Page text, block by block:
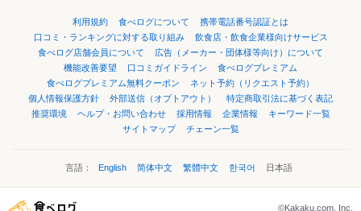
利用規約 食べログについて
携帯電話番号認証とは
口コミ・ランキングに対する取り組み
飲食店・飲食企業様向けサービス
食べログ店舗会員について
広告（メーカー・団体様等向け）について
機能改善要望
口コミガイドライン
食べログプレミアム
食べログプレミアム無料クーポン
ネット予約（リクエスト予約）
個人情報保護方針
外部送信（オプトアウト）
特定商取引法に基づく表記
推奨環境
ヘルプ・お問い合わせ 採用情報 企業情報
キーワード一覧
サイトマップ
チェーン一覧
言語： English 简体中文 繁體中文 한국어 日本語
©Kakaku.com, Inc.